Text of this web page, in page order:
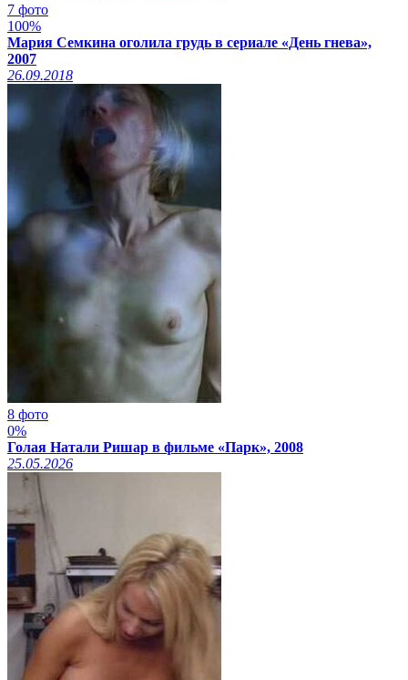
7 фото
100%
Мария Семкина оголила грудь в сериале «День гнева»,
2007
26.09.2018
8 фото
0%
Голая Натали Ришар в фильме «Парк», 2008
25.05.2026